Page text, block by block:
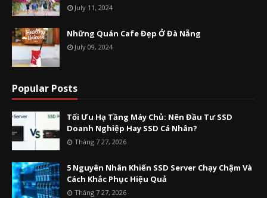
July 11, 2024
Những Quán Cafe Đẹp Ở Đà Nẵng
July 09, 2024
Popular Posts
Tối Ưu Hạ Tầng Máy Chủ: Nên Đầu Tư SSD
Doanh Nghiệp Hay SSD Cá Nhân?
Tháng 7 27, 2026
5 Nguyên Nhân Khiến SSD Server Chạy Chậm Và
Cách Khắc Phục Hiệu Quả
Tháng 7 27, 2026